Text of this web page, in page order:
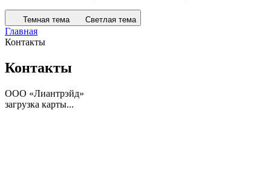
Темная тема Светлая тема
Главная
Контакты
Контакты
ООО «Лиантрэйд»
загрузка карты...